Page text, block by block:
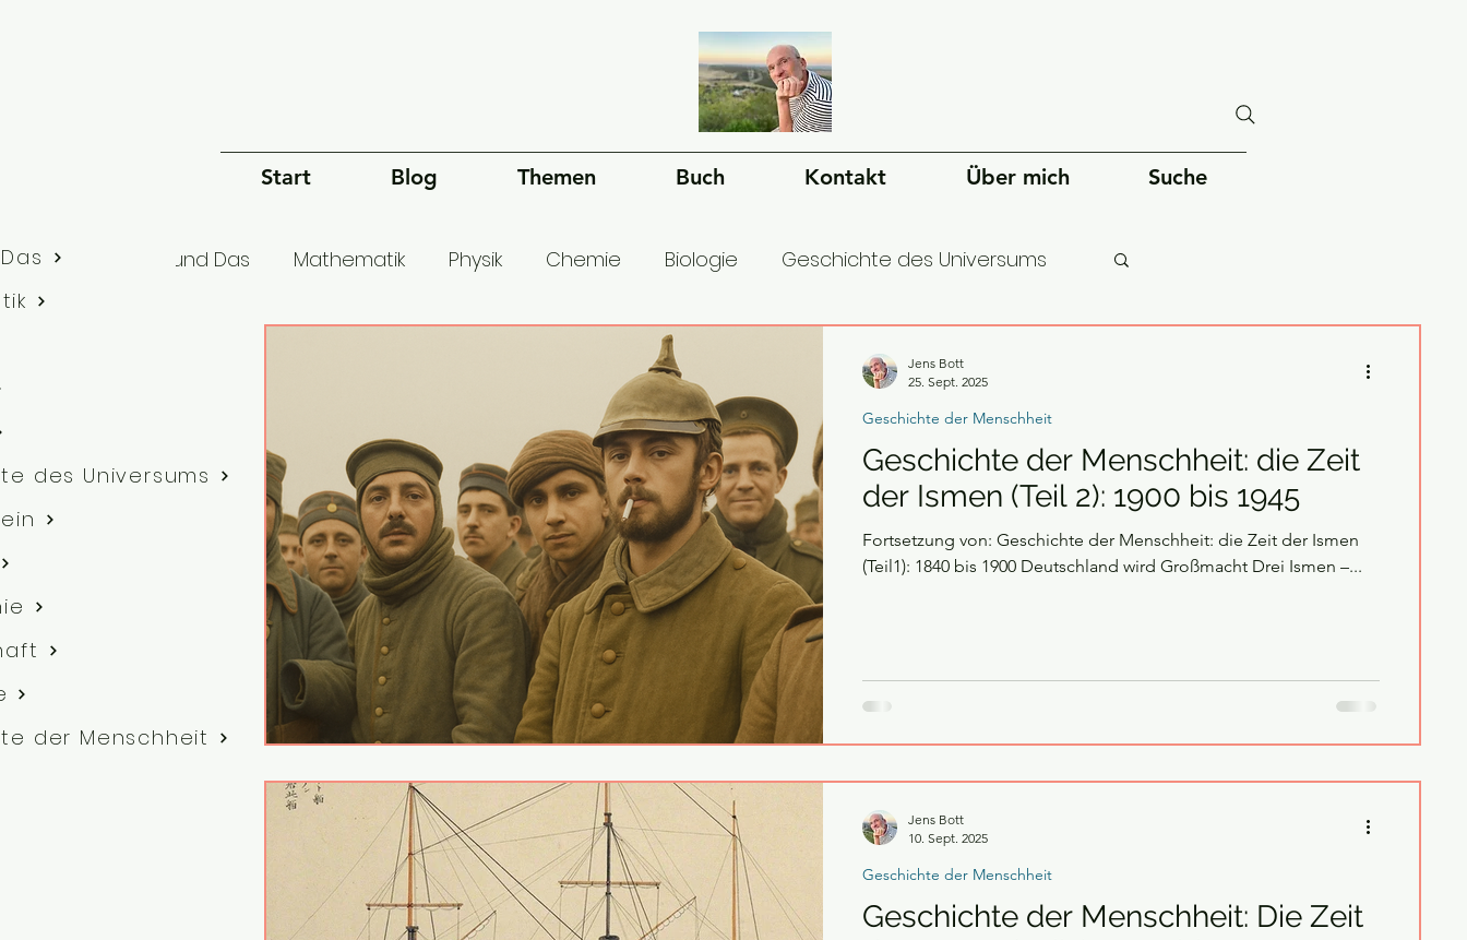
Start Blog Themen Buch Kontakt Über mich Suche
Artikel Dies und Das Mathematik Physik Chemie Biologie Geschichte des Universums
Ökonomie
Geschichte der Menschheit: die Zeit
der Ismen (Teil 2): 1900 bis 1945
Fortsetzung von: Geschichte der Menschheit: die Zeit der Ismen
(Teil1): 1840 bis 1900 Deutschland wird Großmacht Drei Ismen –...
Geschichte der Menschheit
Jens Bott
25. Sept. 2025
Geschichte der Menschheit: Die Zeit
Geschichte der Menschheit
Jens Bott
10. Sept. 2025
des Universums
der Menschheit